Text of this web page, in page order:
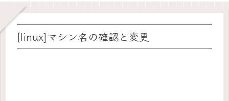
[linux]マシン名の確認と変更